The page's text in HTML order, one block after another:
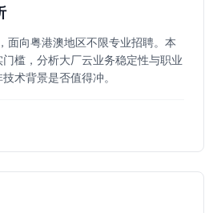
面向粤港澳地区不限专业招聘。本
槛，分析大厂云业务稳定性与职业
术背景是否值得冲。